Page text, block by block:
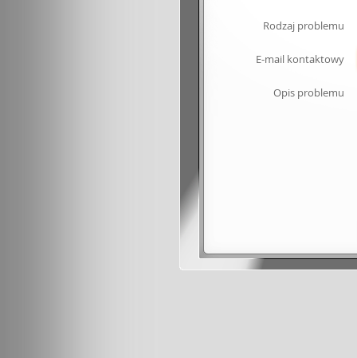
Rodzaj problemu
E-mail kontaktowy
Opis problemu